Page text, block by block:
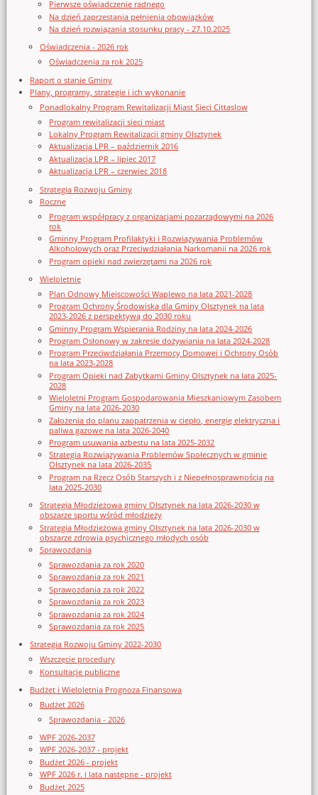
Pierwsze oświadczenie radnego
Na dzień zaprzestania pełnienia obowiązków
Na dzień rozwiązania stosunku pracy - 27.10.2025
Oświadczenia - 2026 rok
Oświadczenia za rok 2025
Raport o stanie Gminy
Plany, programy, strategie i ich wykonanie
Ponadlokalny Program Rewitalizacji Miast Sieci Cittaslow
Program rewitalizacji sieci miast
Lokalny Program Rewitalizacji gminy Olsztynek
Aktualizacja LPR – październik 2016
Aktualizacja LPR – lipiec 2017
Aktualizacja LPR – czerwiec 2018
Strategia Rozwoju Gminy
Roczne
Program współpracy z organizacjami pozarządowymi na 2026
rok
Gminny Program Profilaktyki i Rozwiązywania Problemów
Alkoholowych oraz Przeciwdziałania Narkomanii na 2026 rok
Program opieki nad zwierzętami na 2026 rok
Wieloletnie
Plan Odnowy Miejscowości Waplewo na lata 2021-2028
Program Ochrony Środowiska dla Gminy Olsztynek na lata
2023-2026 z perspektywą do 2030 roku
Gminny Program Wspierania Rodziny na lata 2024-2026
Program Osłonowy w zakresie dożywiania na lata 2024-2028
Program Przeciwdziałania Przemocy Domowej i Ochrony Osób
na lata 2023-2028
Program Opieki nad Zabytkami Gminy Olsztynek na lata 2025-
2028
Wieloletni Program Gospodarowania Mieszkaniowym Zasobem
Gminy na lata 2026-2030
Założenia do planu zaopatrzenia w ciepło, energię elektryczna i
paliwa gazowe na lata 2026-2040
Program usuwania azbestu na lata 2025-2032
Strategia Rozwiązywania Problemów Społecznych w gminie
Olsztynek na lata 2026-2035
Program na Rzecz Osób Starszych i z Niepełnosprawnością na
lata 2025-2030
Strategia Młodzieżowa gminy Olsztynek na lata 2026-2030 w
obszarze sportu wśród młodzieży
Strategia Młodzieżowa gminy Olsztynek na lata 2026-2030 w
obszarze zdrowia psychicznego młodych osób
Sprawozdania
Sprawozdania za rok 2020
Sprawozdania za rok 2021
Sprawozdania za rok 2022
Sprawozdania za rok 2023
Sprawozdania za rok 2024
Sprawozdania za rok 2025
Strategia Rozwoju Gminy 2022-2030
Wszczęcie procedury
Konsultacje publiczne
Budżet i Wieloletnia Prognoza Finansowa
Budżet 2026
Sprawozdania - 2026
WPF 2026-2037
WPF 2026-2037 - projekt
Budżet 2026 - projekt
WPF 2026 r. i lata następne - projekt
Budżet 2025